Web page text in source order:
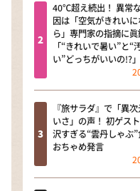
ポツンと一軒家
ザキ山小屋本館
ぺこぱのまるスポ
40℃超え続出！ 異常
因は「空気がきれい
ら」専門家の指摘に眞
「“きれいで暑い”と“
い”どっちがいいの!?」
『旅サラダ』で「異
いさ」の声！ 初ゲス
沢すぎる“雲丹しゃぶ
おちゃめ発言